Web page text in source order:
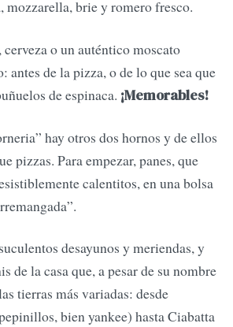
mozzarella, brie y romero fresco.
cerveza o un auténtico moscato
antes de la pizza, o de lo que sea que
de espinaca. ¡Memorables!
hay otros dos hornos y de ellos
pizzas. Para empezar, panes, que
calentitos, en una bolsa
desayunos y meriendas, y
de la casa que, a pesar de su nombre
tierras más variadas: desde
bien yankee) hasta Ciabatta